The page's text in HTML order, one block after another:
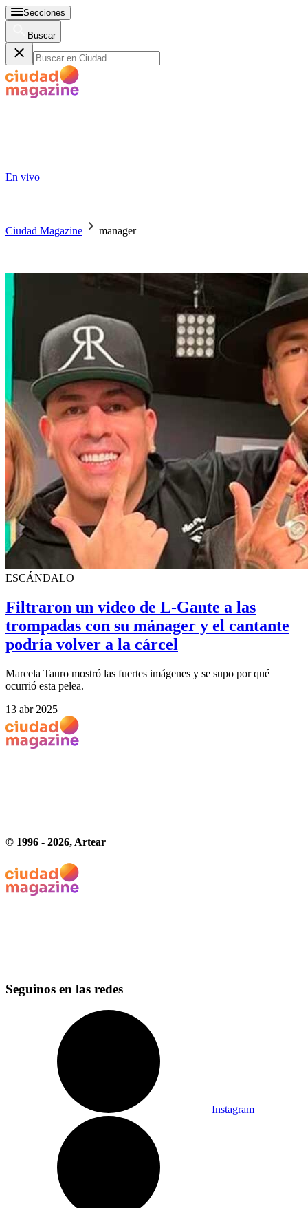
Secciones
Buscar
En vivo
Ciudad Magazine manager
ESCÁNDALO
Filtraron un video de L-Gante a las
trompadas con su mánager y el cantante
podría volver a la cárcel
Marcela Tauro mostró las fuertes imágenes y se supo por qué
ocurrió esta pelea.
13 abr 2025
© 1996 - 2026, Artear
Seguinos en las redes
Instagram